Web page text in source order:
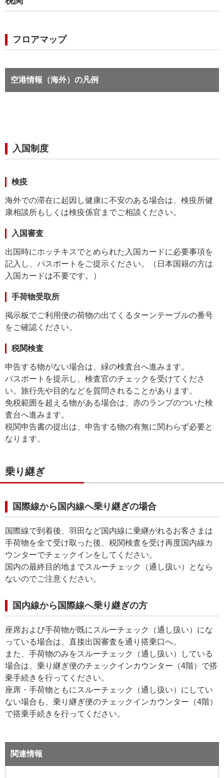
フロアマップ
空港情報（海外）の凡例
入国制度
検疫
海外での滞在に起因し健康に不安のある場合は、検疫所健
康相談所もしくは検疫係官までご相談ください。
入国審査
出国時にホッチキスでとめられた入国カードに必要事項を
記入し、パスポートをご提示ください。（日本国籍の方は
入国カードは不要です。）
手荷物受取所
掲示板でご利用便の荷物の出てくるターンテーブルの番号
をご確認ください。
税関検査
申告する物がない場合は、緑の検査台へ進みます。
パスポートを提示し、検査官のチェックを受けてくださ
い。旅行先や目的などを質問されることがあります。
免税範囲を超える物がある場合は、赤のランプのついた検
査台へ進みます。
税関申告書の提出は、申告する物の有無に関わらず必要と
なります。
乗り継ぎ
国際線から国内線へ乗り継ぎの場合
国際線で到着後、羽田など国内線に乗継がれるお客さまは
手荷物を全て受け取った後、税関検査を受け再度国内線カ
ウンターでチェックインをしてください。
国内の最終目的地までスルーチェック（通し扱い）となら
ないのでご注意ください。
国内線から国際線へ乗り継ぎの方
座席および手荷物が既にスルーチェック（通し扱い）にな
っている場合は、直接出国審査を通り搭乗口へ。
また、手荷物のみをスルーチェック（通し扱い）している
場合は、乗り継ぎ便のチェックインカウンター（4階）で搭
乗手続きを行ってください。
座席・手荷物ともにスルーチェック（通し扱い）にしてい
ない場合も、乗り継ぎ便のチェックインカウンター（4階）
で搭乗手続きを行ってください。
関連情報